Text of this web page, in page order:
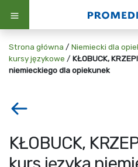
Strona główna / Niemiecki dla
kursy językowe / KŁOBUCK,
niemieckiego dla opiekunek
KŁOBUCK,